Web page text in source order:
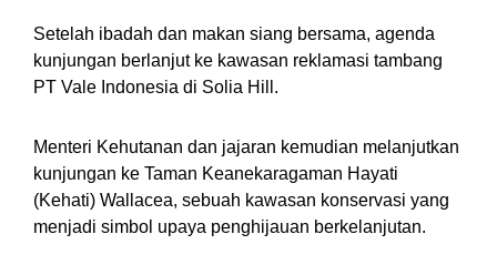
Setelah ibadah dan makan siang bersama, agenda
kunjungan berlanjut ke kawasan reklamasi tambang
PT Vale Indonesia di Solia Hill.
Menteri Kehutanan dan jajaran kemudian melanjutkan
kunjungan ke Taman Keanekaragaman Hayati
(Kehati) Wallacea, sebuah kawasan konservasi yang
menjadi simbol upaya penghijauan berkelanjutan.